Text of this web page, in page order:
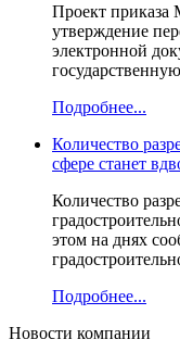
Проект приказа
утверждение
электронной
Подробнее...
Количество
сфере станет
Количество
этом на днях
Подробнее...
Новости компании